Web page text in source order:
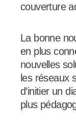
couverture
La bonne
en plus
nouvelles
les réseaux
d’initier un
plus